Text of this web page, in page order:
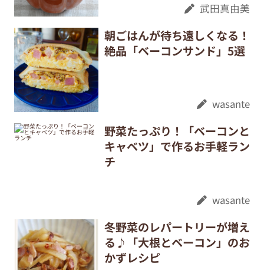
武田真由美
朝ごはんが待ち遠しくなる！
絶品「ベーコンサンド」5選
wasante
野菜たっぷり！「ベーコンと
キャベツ」で作るお手軽ラン
チ
wasante
冬野菜のレパートリーが増え
る♪「大根とベーコン」のお
かずレシピ